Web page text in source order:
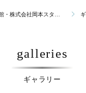
ギ
ギャラリー
galleries